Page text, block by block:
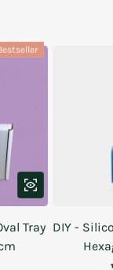
Tray DIY -